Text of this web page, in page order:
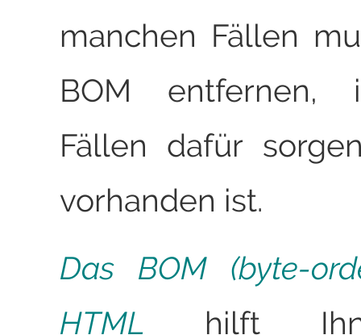
manchen Fällen
BOM entfernen,
Fällen dafür
vorhanden ist.
Das BOM (byte-
HTML hilft